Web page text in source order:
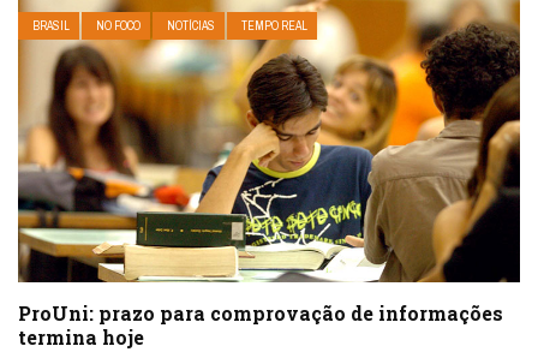
BRASIL NO FOCO NOTÍCIAS TEMPO REAL
ProUni: prazo para comprovação de informações
termina hoje